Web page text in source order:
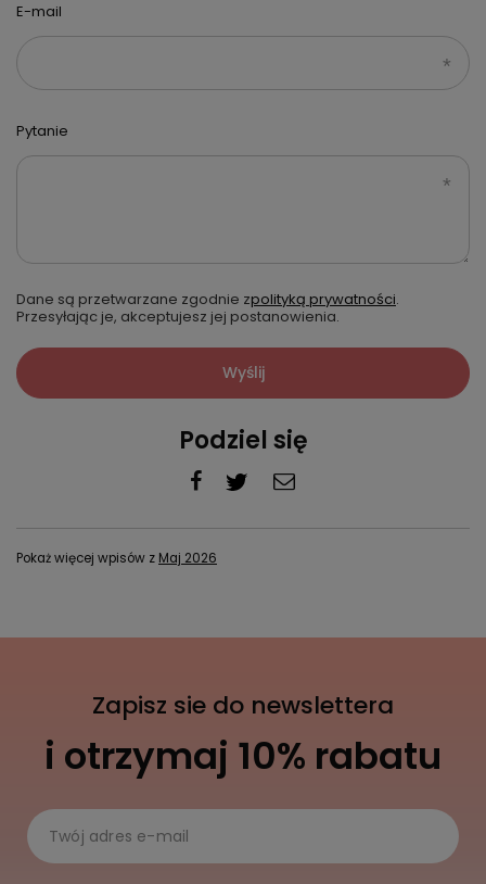
E-mail
Pytanie
Dane są przetwarzane zgodnie zpolityką prywatności.
Przesyłając je, akceptujesz jej postanowienia.
Wyślij
Podziel się
Pokaż więcej wpisów z Maj 2026
Zapisz sie do newslettera
i otrzymaj 10% rabatu
Twój adres e-mail